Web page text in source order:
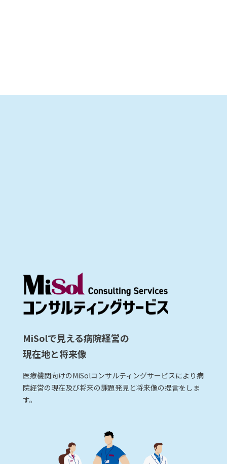
MiSolで見える病院経営の
現在地と将来像
医療機関向けのMiSolコンサルティングサービスにより病
院経営の現在及び将来の課題発見と将来像の提言をしま
す。